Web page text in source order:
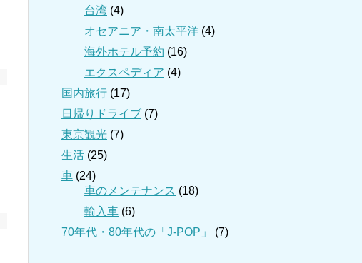
台湾 (4)
オセアニア・南太平洋 (4)
海外ホテル予約 (16)
エクスペディア (4)
国内旅行 (17)
日帰りドライブ (7)
東京観光 (7)
生活 (25)
車 (24)
車のメンテナンス (18)
輸入車 (6)
70年代・80年代の「J-POP」
(7)